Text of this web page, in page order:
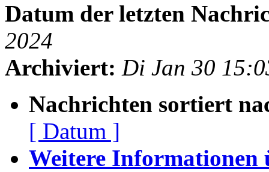
Datum der letzten
2024
Archiviert: Di Jan 30
Nachrichten sortiert
[ Datum ]
Weitere Informationen